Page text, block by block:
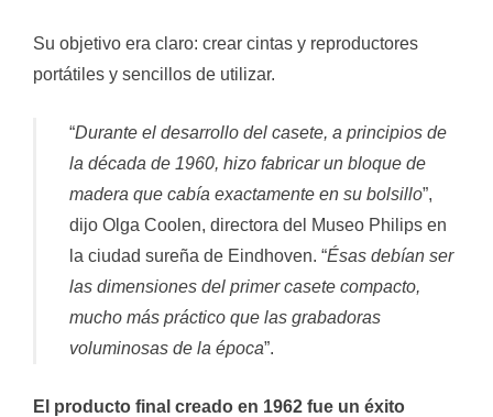
Su objetivo era claro: crear cintas y reproductores
portátiles y sencillos de utilizar.
“Durante el desarrollo del casete, a principios de
la década de 1960, hizo fabricar un bloque de
madera que cabía exactamente en su bolsillo”,
dijo Olga Coolen, directora del Museo Philips en
la ciudad sureña de Eindhoven. “Ésas debían ser
las dimensiones del primer casete compacto,
mucho más práctico que las grabadoras
voluminosas de la época”.
El producto final creado en 1962 fue un éxito